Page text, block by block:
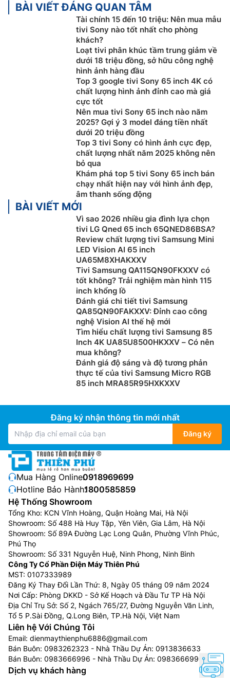
trong việc nâng cấp hình ảnh lên chuẩn 4K. Điều này
đảm bảo rằng mỗi chi tiết trên màn hình đều được tái
tạo một cách chân thực và sắc nét nhất, từ những tấm
nền đen đến những chi tiết nhỏ nhất.
Cùng với đó, công nghệ tạo màu Triluminos PRO với
hơn 1 tỷ màu sắc sống động là yếu tố quan trọng khác
giúp tái tạo màu sắc tự nhiên và trung thực nhất. Mỗi
gam màu được hiển thị một cách chính xác và sinh
động, tạo ra một hình ảnh sống động và đa chiều.
Thêm nữa, googletivi Sony giá rẻK-65S30 sẽ còn
đem lại cho người xem tận hưởng các chi tiết mượt
mà và sắc nét ngay cả trong các cảnh chuyển động
nhanh với Motionflow™ XR 200. Công nghệ tiên tiến
này giúp tạo ra và chèn thêm khung hình vào giữa các
khung hình ban đầu. Công nghệ này so sánh các yếu
tố trực quan chính trên các khung hình liên tiếp rồi tính
toán từng khoảnh khắc hành động trong các cảnh
google tiviSony giá rẻ K-65S30 còn sở
hữu cả công nghệ HDR10 cung cấp khả năng tái tạo
hình ảnh với độ tương phản và chi tiết cao nhất, mang
lại trải nghiệm xem phim đích thực của các bộ phim
và chương trình có hỗ trợ HDR.
Âm thanh đỉnh cao, nâng cấp âm thanh
vòm ảo truyền tải sống động và chân thật
Tivi Sony K-65S30 không chỉ là một chiếc tivi có hình
ảnh đỉnh cao mà còn là một thiết bị với âm thanh vượt
trội, mang lại trải nghiệm giải trí đích thực và chân
thực nhất cho người dùng. Với các công nghệ âm
thanh tiên tiến và tính năng nâng cấp, chiếc tivi này
đem lại âm thanh vòm ảo sống động và cuốn hút, tạo
ra một không gian âm nhạc và phim ảnh tuyệt vời.
Công suấtloa20W của google tivi Sony K-65S30
không chỉ đủ lớn để điền vào không gian phòng khách
của bạn mà còn mang lại âm thanh mạnh mẽ và sống
động. Bất kể bạn xem phim, nghe nhạc hay chơi game,
âm thanh rõ ràng và mạnh mẽ sẽ luôn kèm theo.
Cùng với đó là sự trang bị của công nghệ Dolby
Atmos là một điểm nổi bật khác của chiếc tivi này,
giúp âm thanh truyền tải sống động và chân thật. Với
BÀI VIẾT ĐÁNG QUAN TÂM
Tài chính 15 đến 10 triệu: Nên mua mẫu
tivi Sony nào tốt nhất cho phòng
khách?
Loạt tivi phân khúc tầm trung giảm về
dưới 18 triệu đồng, sở hữu công nghệ
hình ảnh hàng đầu
Top 3 google tivi Sony 65 inch 4K có
chất lượng hình ảnh đỉnh cao mà giá
cực tốt
Nên mua tivi Sony 65 inch nào năm
2025? Gợi ý 3 model đáng tiền nhất
dưới 20 triệu đồng
Top 3 tivi Sony có hình ảnh cực đẹp,
chất lượng nhất năm 2025 không nên
bỏ qua
Khám phá top 5 tivi Sony 65 inch bán
chạy nhất hiện nay với hình ảnh đẹp,
âm thanh sống động
BÀI VIẾT MỚI
Vì sao 2026 nhiều gia đình lựa chọn
tivi LG Qned 65 inch 65QNED86BSA?
Review chất lượng tivi Samsung Mini
LED Vision AI 65 inch
UA65M8XHAKXXV
Tivi Samsung QA115QN90FKXXV có
tốt không? Trải nghiệm màn hình 115
inch khổng lồ
Đánh giá chi tiết tivi Samsung
QA85QN90FAKXXV: Đỉnh cao công
nghệ Vision AI thế hệ mới
Tìm hiểu chất lượng tivi Samsung 85
Inch 4K UA85U8500HKXXV – Có nên
mua không?
Đánh giá độ sáng và độ tương phản
thực tế của tivi Samsung Micro RGB
85 inch MRA85R95HXKXXV
Đăng ký nhận thông tin mới nhất
Đăng ký
Mua Hàng Online:0918969699
Hotline Bảo Hành:1800585859
Hệ Thống Showroom
Tổng Kho: KCN Vĩnh Hoàng, Quận Hoàng Mai, Hà Nội
Showroom: Số 488 Hà Huy Tập, Yên Viên, Gia Lâm, Hà Nội
Showroom: Số 89A Đường Lạc Long Quân, Phường Vĩnh Phúc,
Phú Thọ
Showroom: Số 331 Nguyễn Huệ, Ninh Phong, Ninh Bình
Công Ty Cổ Phần Điện Máy Thiên Phú
MST: 0107333989
Đăng Ký Thay Đổi Lần Thứ: 8, Ngày 05 tháng 09 năm 2024
Nơi Cấp: Phòng DKKD - Sở Kế Hoạch và Đầu Tư TP Hà Nội
Địa Chỉ Trụ Sở: Số 2, Ngách 765/27, Đường Nguyễn Văn Linh,
Tổ 5 P.Sài Đồng, Q.Long Biên, TP.Hà Nội, Việt Nam
Liên hệ Với Chúng Tôi
Email: dienmaythienphu6886@gmail.com
Bán Buôn: 0983262323 - Nhà Thầu Dự Án: 0913836633
Bán Buôn: 0983666996 - Nhà Thầu Dự Án: 0983666996
Dịch vụ khách hàng